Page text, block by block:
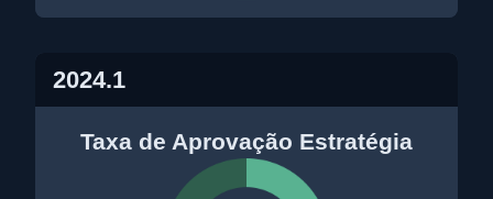
2024.1
Taxa de Aprovação Estratégia